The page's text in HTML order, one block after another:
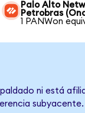
Palo Alto
Petrobras
1 PANWon
ni está
subyacente.